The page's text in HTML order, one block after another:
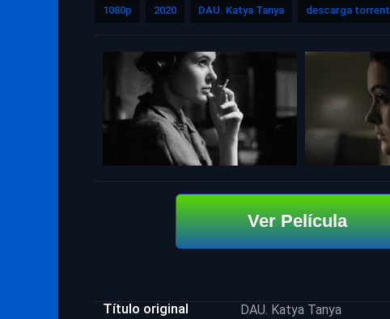
1080p 2020 DAU. Katya Tanya descarga torrent
Ver Película
Título original DAU. Katya Tanya